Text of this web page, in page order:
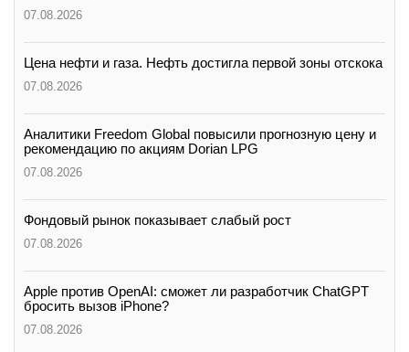
07.08.2026
Цена нефти и газа. Нефть достигла первой зоны отскока
07.08.2026
Аналитики Freedom Global повысили прогнозную цену и
рекомендацию по акциям Dorian LPG
07.08.2026
Фондовый рынок показывает слабый рост
07.08.2026
Apple против OpenAI: сможет ли разработчик ChatGPT
бросить вызов iPhone?
07.08.2026